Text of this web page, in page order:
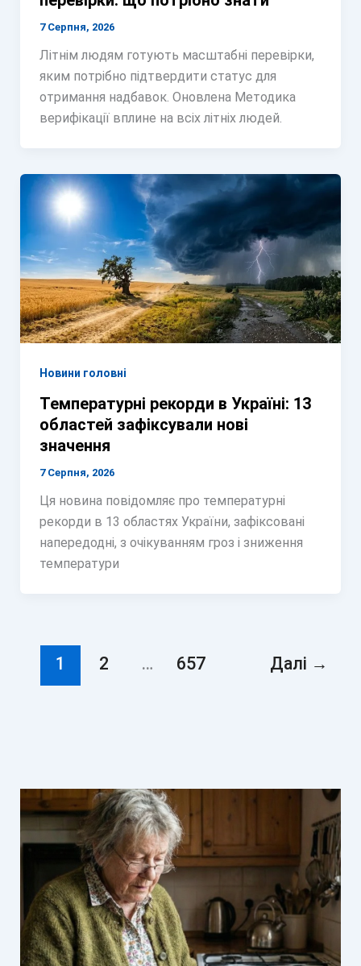
7 Серпня, 2026
Літнім людям готують масштабні перевірки,
яким потрібно підтвердити статус для
отримання надбавок. Оновлена Методика
верифікації вплине на всіх літніх людей.
Новини головні
Температурні рекорди в Україні: 13
областей зафіксували нові
значення
7 Серпня, 2026
Ця новина повідомляє про температурні
рекорди в 13 областях України, зафіксовані
напередодні, з очікуванням гроз і зниження
температури
1 2 … 657 Далі →